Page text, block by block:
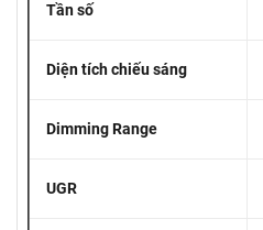
Tần số
Diện tích chiếu sáng
Dimming Range
UGR